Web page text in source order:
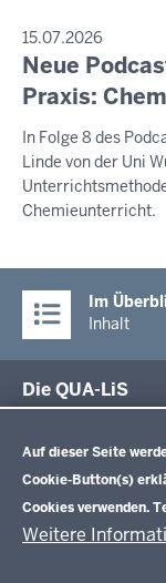
Auf dieser Seite
Cookie-Button(s)
Cookies verwenden.
Weitere
PRESSEMITTEILUNG
15.07.2026
Sonntag,
9.
2026
-
16:58
Neue
Praxis:
In Folge 8 des
Linde von der Uni
Chemieunterricht.
Im
Inhalt
Die QUA-LiS
Veröffentlichungen
Schulentwicklung
Unterricht